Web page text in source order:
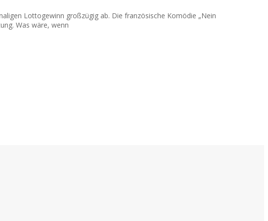
Lottogewinn großzügig ab. Die französische Komödie „Nein
Was wäre, wenn